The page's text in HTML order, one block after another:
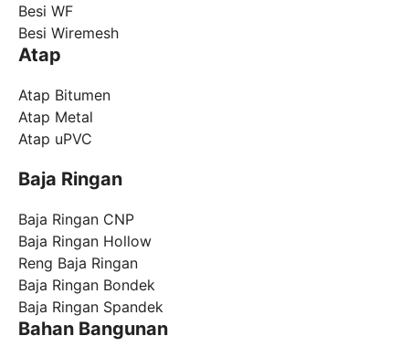
Besi WF
Besi Wiremesh
Atap
Atap Bitumen
Atap Metal
Atap uPVC
Baja Ringan
Baja Ringan CNP
Baja Ringan Hollow
Reng Baja Ringan
Baja Ringan Bondek
Baja Ringan Spandek
Bahan Bangunan